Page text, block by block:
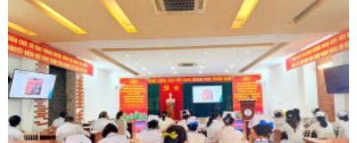
Rộn ràng tiếng cười 1/6: Bệnh viện Quân Dân Y Miền Đông
mang niềm vui đến cho các cháu thiếu nhi